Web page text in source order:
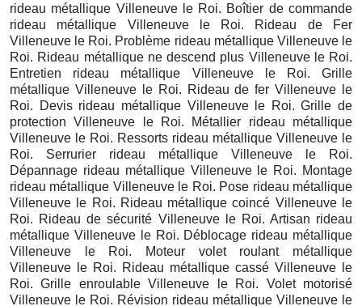
rideau métallique Villeneuve le Roi. Boîtier de commande
rideau métallique Villeneuve le Roi. Rideau de Fer
Villeneuve le Roi. Problème rideau métallique Villeneuve le
Roi. Rideau métallique ne descend plus Villeneuve le Roi.
Entretien rideau métallique Villeneuve le Roi. Grille
métallique Villeneuve le Roi. Rideau de fer Villeneuve le
Roi. Devis rideau métallique Villeneuve le Roi. Grille de
protection Villeneuve le Roi. Métallier rideau métallique
Villeneuve le Roi. Ressorts rideau métallique Villeneuve le
Roi. Serrurier rideau métallique Villeneuve le Roi.
Dépannage rideau métallique Villeneuve le Roi. Montage
rideau métallique Villeneuve le Roi. Pose rideau métallique
Villeneuve le Roi. Rideau métallique coincé Villeneuve le
Roi. Rideau de sécurité Villeneuve le Roi. Artisan rideau
métallique Villeneuve le Roi. Déblocage rideau métallique
Villeneuve le Roi. Moteur volet roulant métallique
Villeneuve le Roi. Rideau métallique cassé Villeneuve le
Roi. Grille enroulable Villeneuve le Roi. Volet motorisé
Villeneuve le Roi. Révision rideau métallique Villeneuve le